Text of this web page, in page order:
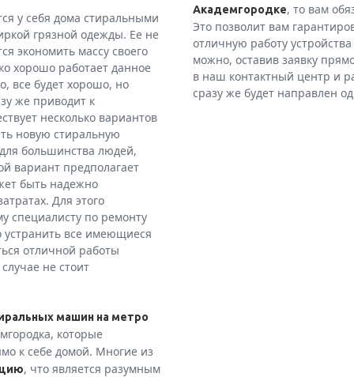
у себя дома стиральными
грязной одежды. Ее не
экономить массу своего
хорошо работает данное
все будет хорошо, но
же приводит к
несколько вариантов
новую стиральную
большинства людей,
вариант предполагает
быть надежно
Для этого
специалисту по ремонту
все имеющиеся
отличной работы
не стоит
машин на метро
которые
к себе домой. Многие из
, что является разумным
Академгородке, то вам
Это позволит вам
отличную работу
можно, оставив заявку
в наш контактный центр и
сразу же будет направлен